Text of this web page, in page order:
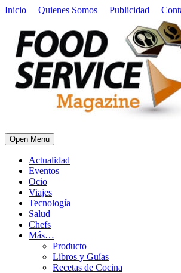
Inicio Quienes Somos Publicidad
Open Menu
Actualidad
Eventos
Ocio
Viajes
Tecnología
Salud
Chefs
Más…
Producto
Libros y Guías
Recetas de Cocina